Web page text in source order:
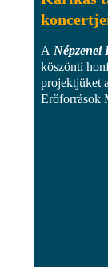
A Népzenei
köszönti
projektjüket
Erőforrások